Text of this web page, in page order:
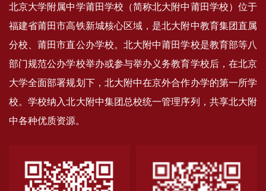
北京大学附属中学莆田学校（简称北大附中莆田学校）位于
福建省莆田市高铁新城核心区域，是北大附中教育集团直属
分校、莆田市直公办学校。北大附中莆田学校是教育部等八
部门规范公办学校举办或参与举办义务教育学校后，在北京
大学全面部署规划下，北大附中在京外合作办学的第一所学
校。学校纳入北大附中集团总校统一管理序列，共享北大附
中各种优质资源。